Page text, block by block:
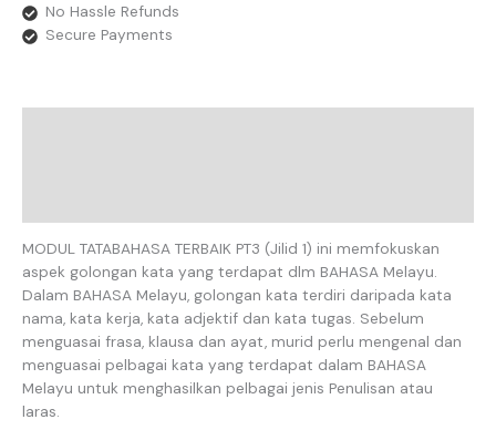
No Hassle Refunds
Secure Payments
MODUL TATABAHASA TERBAIK PT3 (Jilid 1) ini memfokuskan
aspek golongan kata yang terdapat dlm BAHASA Melayu.
Dalam BAHASA Melayu, golongan kata terdiri daripada kata
nama, kata kerja, kata adjektif dan kata tugas. Sebelum
menguasai frasa, klausa dan ayat, murid perlu mengenal dan
menguasai pelbagai kata yang terdapat dalam BAHASA
Melayu untuk menghasilkan pelbagai jenis Penulisan atau
laras.